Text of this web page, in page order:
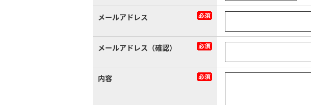
メールアドレス
メールアドレス（確認）
内容